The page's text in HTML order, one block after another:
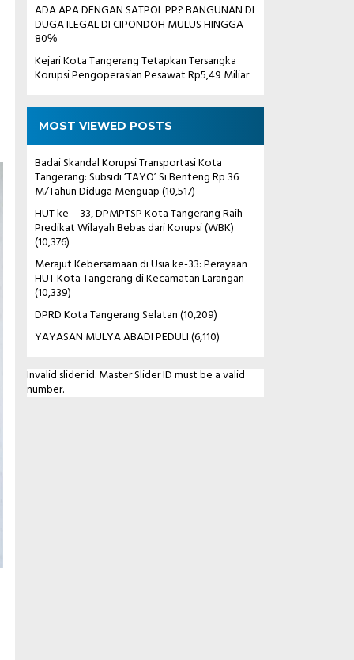
ADA APA DENGAN SATPOL PP? BANGUNAN DI
DUGA ILEGAL DI CIPONDOH MULUS HINGGA
80℅
Kejari Kota Tangerang Tetapkan Tersangka
Korupsi Pengoperasian Pesawat Rp5,49 Miliar
MOST VIEWED POSTS
Badai Skandal Korupsi Transportasi Kota
Tangerang: Subsidi ‘TAYO’ Si Benteng Rp 36
M/Tahun Diduga Menguap(10,517)
HUT ke – 33, DPMPTSP Kota Tangerang Raih
Predikat Wilayah Bebas dari Korupsi (WBK)
(10,376)
Merajut Kebersamaan di Usia ke-33: Perayaan
HUT Kota Tangerang di Kecamatan Larangan
(10,339)
DPRD Kota Tangerang Selatan(10,209)
YAYASAN MULYA ABADI PEDULI(6,110)
Invalid slider id. Master Slider ID must be a valid
number.